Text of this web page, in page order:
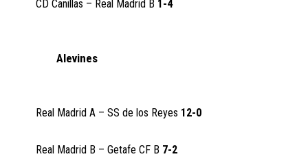
CD Canillas – Real Madrid B 1-4
Alevines
Real Madrid A – SS de los Reyes 12-0
Real Madrid B – Getafe CF B 7-2